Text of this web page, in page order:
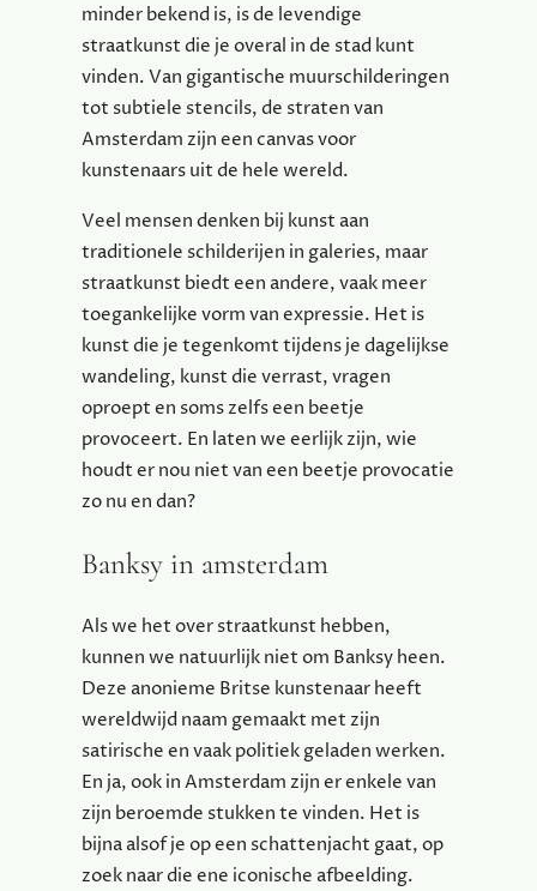
minder bekend is, is de levendige
straatkunst die je overal in de stad kunt
vinden. Van gigantische muurschilderingen
tot subtiele stencils, de straten van
Amsterdam zijn een canvas voor
kunstenaars uit de hele wereld.
Veel mensen denken bij kunst aan
traditionele schilderijen in galeries, maar
straatkunst biedt een andere, vaak meer
toegankelijke vorm van expressie. Het is
kunst die je tegenkomt tijdens je dagelijkse
wandeling, kunst die verrast, vragen
oproept en soms zelfs een beetje
provoceert. En laten we eerlijk zijn, wie
houdt er nou niet van een beetje provocatie
zo nu en dan?
Banksy in amsterdam
Als we het over straatkunst hebben,
kunnen we natuurlijk niet om Banksy heen.
Deze anonieme Britse kunstenaar heeft
wereldwijd naam gemaakt met zijn
satirische en vaak politiek geladen werken.
En ja, ook in Amsterdam zijn er enkele van
zijn beroemde stukken te vinden. Het is
bijna alsof je op een schattenjacht gaat, op
zoek naar die ene iconische afbeelding.